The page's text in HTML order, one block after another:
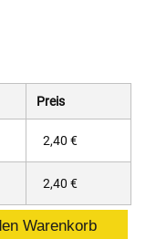
Preis
2,40 €
2,40 €